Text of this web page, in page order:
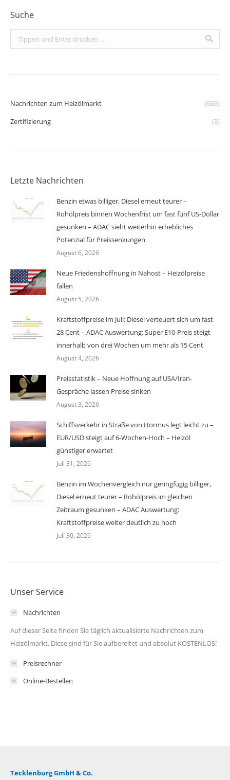
Suche
Search:
Nachrichten zum Heizölmarkt
(668)
Zertifizierung
(3)
Letzte Nachrichten
Benzin etwas billiger, Diesel erneut teurer –
Rohölpreis binnen Wochenfrist um fast fünf US-Dollar
gesunken – ADAC sieht weiterhin erhebliches
Potenzial für Preissenkungen
August 6, 2026
Neue Friedenshoffnung in Nahost – Heizölpreise
fallen
August 5, 2026
Kraftstoffpreise im Juli: Diesel verteuert sich um fast
28 Cent – ADAC Auswertung: Super E10-Preis steigt
innerhalb von drei Wochen um mehr als 15 Cent
August 4, 2026
Preisstatistik – Neue Hoffnung auf USA/Iran-
Gespräche lassen Preise sinken
August 3, 2026
Schiffsverkehr in Straße von Hormus legt leicht zu –
EUR/USD steigt auf 6-Wochen-Hoch – Heizöl
günstiger erwartet
Juli 31, 2026
Benzin im Wochenvergleich nur geringfügig billiger,
Diesel erneut teurer – Rohölpreis im gleichen
Zeitraum gesunken – ADAC Auswertung:
Kraftstoffpreise weiter deutlich zu hoch
Juli 30, 2026
Unser Service
Nachrichten
Auf dieser Seite finden Sie täglich aktualisierte Nachrichten zum
Heizölmarkt. Diese sind für Sie aufbereitet und absolut KOSTENLOS!
Preisrechner
Online-Bestellen
Tecklenburg GmbH & Co.